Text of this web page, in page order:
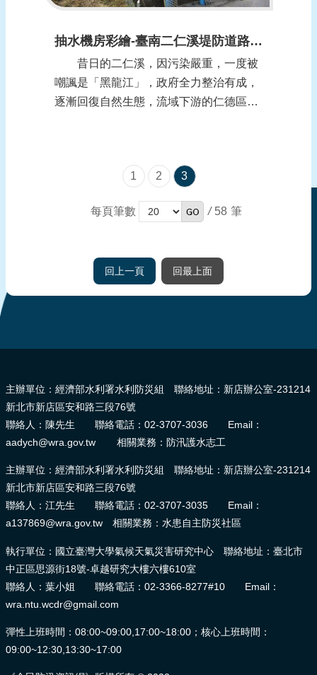
抽水機房彩繪-臺南二仁溪堤防道路添繽紛新亮點 (報導日期：1100106)
昔日的二仁溪，因污染嚴重，一度被
嘲諷是「黑龍江」，政府全力整治有成，
逐漸回復自然生態，流域下游的仁德區二
的新亮點，也讓外來遊客感受蛻變後的河
家園的銀級殊...
1 2 3
每頁筆數 / 58
回上一頁 回最上面
主辦單位：經濟部水利署水利防災組 聯絡地址：新店辦公室-231214
新北市新店區安和路三段76號
聯絡人：陳先生 聯絡電話：02-3707-3036 Email：
aadych@wra.gov.tw 相關業務：防汛護水志工
主辦單位：經濟部水利署水利防災組 聯絡地址：新店辦公室-231214
新北市新店區安和路三段76號
聯絡人：江先生 聯絡電話：02-3707-3035 Email：
a137869@wra.gov.tw 相關業務：水患自主防災社區
執行單位：國立臺灣大學氣候天氣災害研究中心 聯絡地址：臺北市
中正區思源街18號-卓越研究大樓六樓610室
聯絡人：葉小姐 聯絡電話：02-3366-8277#10 Email：
wra.ntu.wcdr@gmail.com
彈性上班時間：08:00~09:00,17:00~18:00；核心上班時間：
09:00~12:30,13:30~17:00